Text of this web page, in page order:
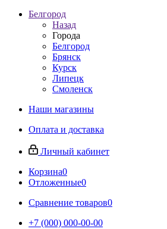
Белгород
Назад
Города
Белгород
Брянск
Курск
Липецк
Смоленск
Наши магазины
Оплата и доставка
Личный кабинет
Корзина0
Отложенные0
Сравнение товаров0
+7 (000) 000-00-00